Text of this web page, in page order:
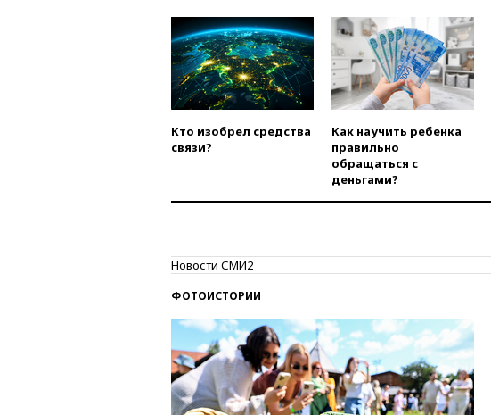
Кто изобрел средства
связи?
Как научить ребенка
правильно
обращаться с
деньгами?
Новости СМИ2
ФОТОИСТОРИИ